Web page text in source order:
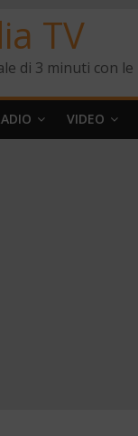
TV
di 3 minuti con
VIDEO